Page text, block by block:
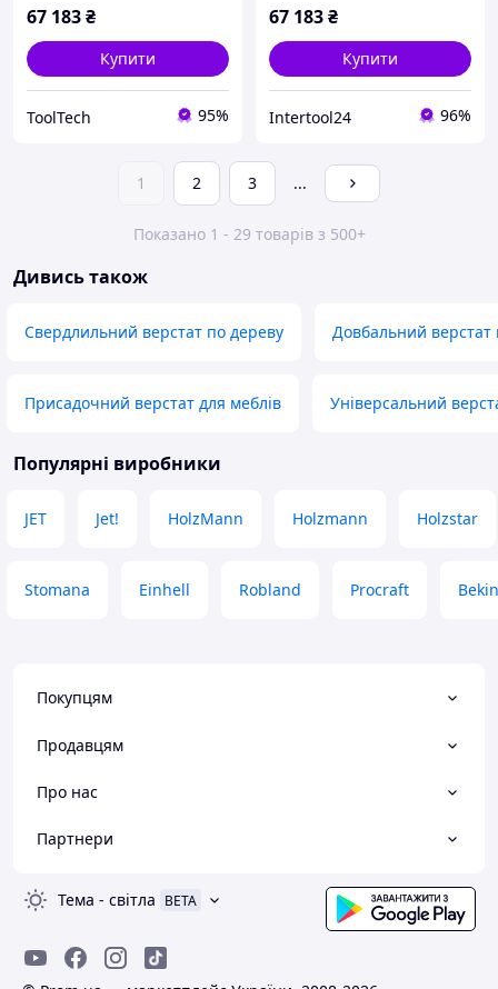
67 183₴
Купити
ToolTech 95%
67 183₴
Купити
Intertool24 96%
1 2 3 ...
Показано 1 - 29 товарів з 500+
Дивись також
Свердлильний верстат по дереву Довбальний верстат
Присадочний верстат для меблів Універсальний
Популярні виробники
JET Jet! HolzMann Holzmann Holzstar
Stomana Einhell Robland Procraft
Покупцям
Продавцям
Про нас
Партнери
Тема - світла BETA